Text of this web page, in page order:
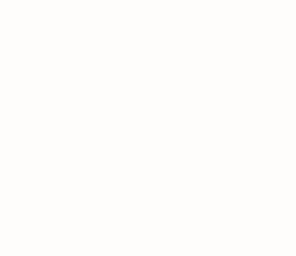
e recreação
engenharia